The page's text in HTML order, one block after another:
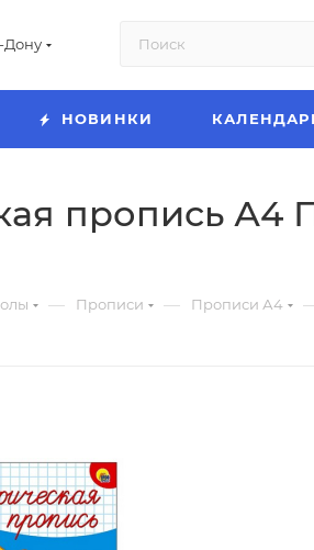
Дону
НОВИНКИ
пропись
— Прописи — Прописи А4